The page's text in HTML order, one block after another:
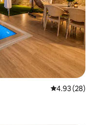
從 28 則評價
4.93 (28)